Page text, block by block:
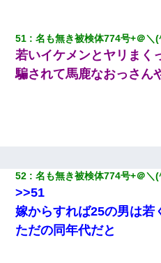
51 名も無き被検体774号+＠＼
若いイケメンとヤリまく
騙されて馬鹿なおっさん
52 名も無き被検体774号+＠＼
>>51
嫁からすれば25の男は若
ただの同年代だと